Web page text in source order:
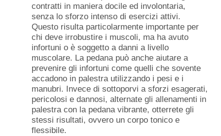
contratti in maniera docile ed involontaria,
senza lo sforzo intenso di esercizi attivi.
Questo risulta particolarmente importante per
chi deve irrobustire i muscoli, ma ha avuto
infortuni o è soggetto a danni a livello
muscolare. La pedana può anche aiutare a
prevenire gli infortuni come quelli che sovente
accadono in palestra utilizzando i pesi e i
manubri. Invece di sottoporvi a sforzi esagerati,
pericolosi e dannosi, alternate gli allenamenti in
palestra con la pedana vibrante, otterrete gli
stessi risultati, ovvero un corpo tonico e
flessibile.